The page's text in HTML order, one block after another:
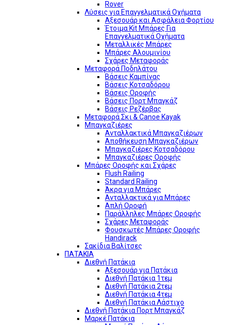
Rover
Λύσεις για Επαγγελματικά Οχήματα
Αξεσουάρ και Ασφάλεια Φορτίου
Έτοιμα Kit Μπάρες Για
Επαγγελματικά Οχήματα
Μεταλλικές Μπάρες
Μπάρες Αλουμινίου
Σχάρες Μεταφοράς
Μεταφορά Ποδηλάτου
Βάσεις Καμπίνας
Βάσεις Κοτσαδόρου
Βάσεις Οροφής
Βάσεις Πορτ Μπαγκάζ
Βάσεις Ρεζέρβας
Μεταφορά Σκι & Canoe Kayak
Μπαγκαζιέρες
Ανταλλακτικά Μπαγκαζιέρων
Αποθήκευση Μπαγκαζιέρων
Μπαγκαζιέρες Κοτσαδόρου
Μπαγκαζιέρες Οροφής
Μπάρες Οροφής και Σχάρες
Flush Railing
Standard Railing
Άκρα για Μπάρες
Ανταλλακτικά για Μπάρες
Απλή Οροφή
Παράλληλες Μπάρες Οροφής
Σχάρες Μεταφοράς
Φουσκωτές Μπάρες Οροφής
Handirack
Σακίδια Βαλίτσες
ΠΑΤΑΚΙΑ
Διεθνή Πατάκια
Αξεσουάρ για Πατάκια
Διεθνή Πατάκια 1τεμ
Διεθνή Πατάκια 2τεμ
Διεθνή Πατάκια 4τεμ
Διεθνή Πατάκια Λάστιχο
Διεθνή Πατάκια Πορτ Μπαγκάζ
Μαρκέ Πατάκια